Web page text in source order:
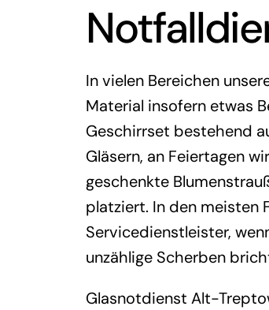
In vielen Bereichen
Material insofern etwas
Geschirrset bestehend
Gläsern, an Feiertagen
geschenkte
platziert. In den meisten
Servicedienstleister,
unzählige Scherben
Glasnotdienst Alt-